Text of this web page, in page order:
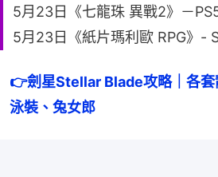
5月23日《七龍珠 異戰2》－
5月23日《紙片瑪利歐 RPG》-
👉劍星Stellar Blade攻略｜各套
泳裝、兔女郎